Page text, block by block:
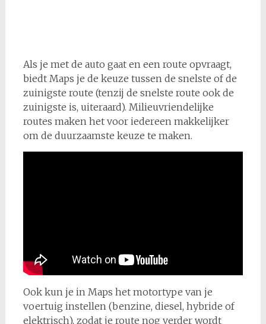
Als je met de auto gaat en een route opvraagt,
biedt Maps je de keuze tussen de snelste of de
zuinigste route (tenzij de snelste route ook de
zuinigste is, uiteraard). Milieuvriendelijke
routes maken het voor iedereen makkelijker
om de duurzaamste keuze te maken.
Ook kun je in Maps het motortype van je
voertuig instellen (benzine, diesel, hybride of
elektrisch), zodat je route nog verder wordt